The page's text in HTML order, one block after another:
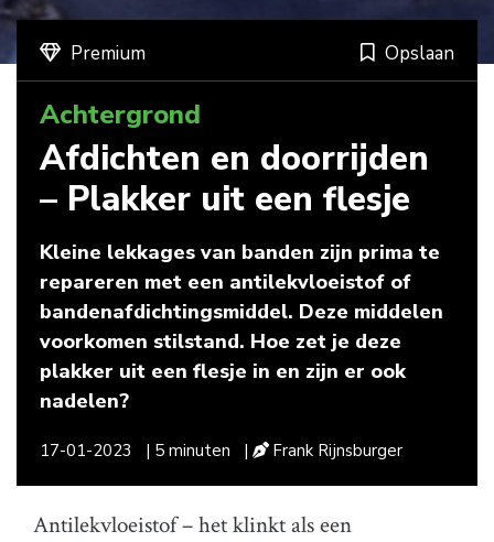
Premium Opslaan
Achtergrond
Afdichten en doorrijden
– Plakker uit een flesje
Kleine lekkages van banden zijn prima te
repareren met een antilekvloeistof of
bandenafdichtingsmiddel. Deze middelen
voorkomen stilstand. Hoe zet je deze
plakker uit een flesje in en zijn er ook
nadelen?
17-01-2023 | 5 minuten | Frank Rijnsburger
Antilekvloeistof – het klinkt als een